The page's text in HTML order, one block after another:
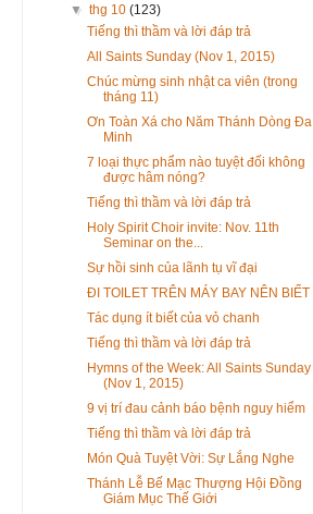
▼thg 10(123)
Tiếng thì thầm và lời đáp trả
All Saints Sunday (Nov 1, 2015)
Chúc mừng sinh nhật ca viên (trong
tháng 11)
Ơn Toàn Xá cho Năm Thánh Dòng Đa
Minh
7 loại thực phẩm nào tuyệt đối không
được hâm nóng?
Tiếng thì thầm và lời đáp trả
Holy Spirit Choir invite: Nov. 11th
Seminar on the...
Sự hồi sinh của lãnh tụ vĩ đại
ĐI TOILET TRÊN MÁY BAY NÊN BIẾT ..
Tác dụng ít biết của vỏ chanh
Tiếng thì thầm và lời đáp trả
Hymns of the Week: All Saints Sunday
(Nov 1, 2015)
9 vị trí đau cảnh báo bệnh nguy hiểm
Tiếng thì thầm và lời đáp trả
Món Quà Tuyệt Vời: Sự Lắng Nghe
Thánh Lễ Bế Mạc Thượng Hội Đồng
Giám Mục Thế Giới